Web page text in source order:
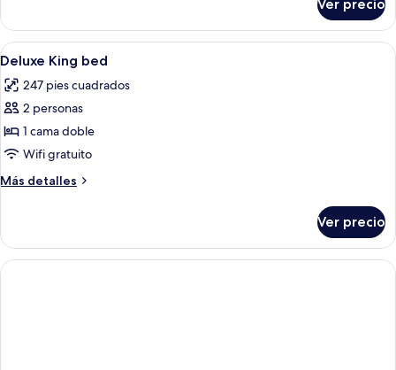
Ver precio
Abrir
todas
las
fotos
de
Deluxe
King
bed
Caja de seguridad en la habitación,
4
Deluxe King bed
247 pies cuadrados
2 personas
1 cama doble
Wifi gratuito
Más detalles
Más
King
bed
Ver precio